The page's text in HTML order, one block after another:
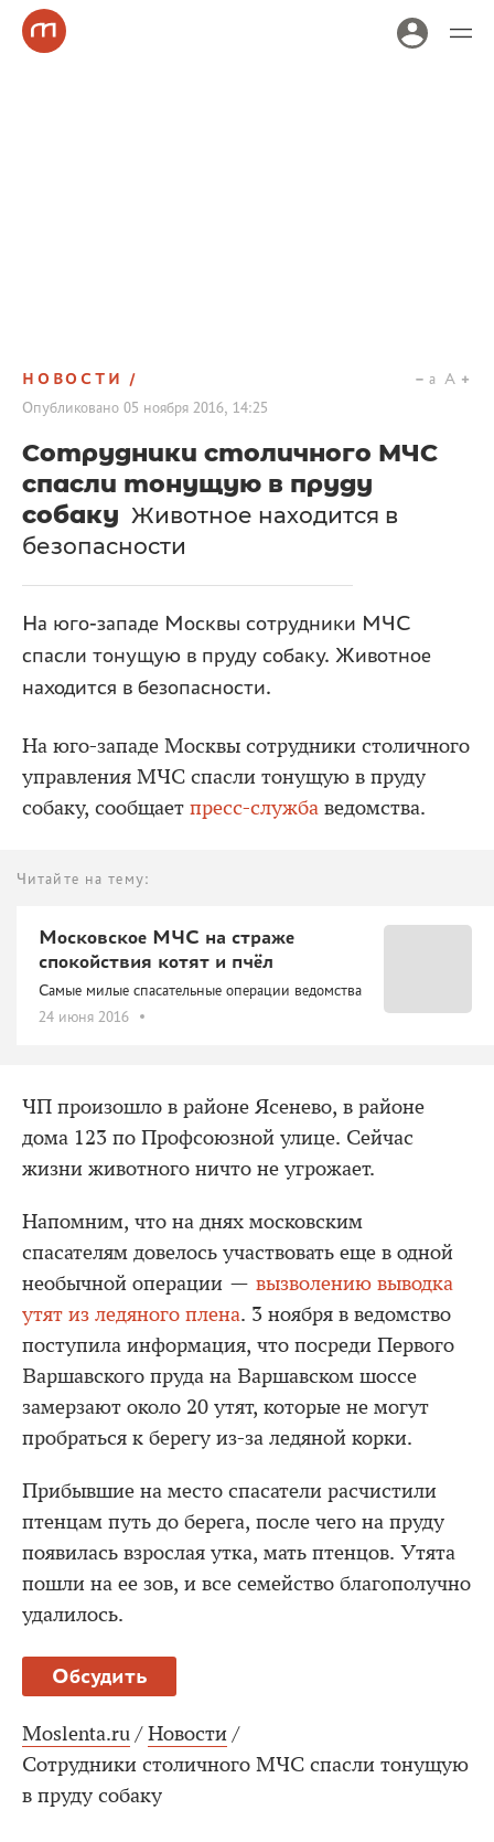
НОВОСТИ
Опубликовано 05 ноября 2016, 14:25
a A
Сотрудники столичного МЧС
спасли тонущую в пруду
собаку Животное находится в
безопасности
На юго-западе Москвы сотрудники МЧС
спасли тонущую в пруду собаку. Животное
находится в безопасности.
На юго-западе Москвы сотрудники столичного
управления МЧС спасли тонущую в пруду
собаку, сообщает пресс-служба ведомства.
Читайте на тему:
Московское МЧС на страже
спокойствия котят и пчёл
Самые милые спасательные операции ведомства
24 июня 2016
ЧП произошло в районе Ясенево, в районе
дома 123 по Профсоюзной улице. Сейчас
жизни животного ничто не угрожает.
Напомним, что на днях московским
спасателям довелось участвовать еще в одной
необычной операции — вызволению выводка
утят из ледяного плена. 3 ноября в ведомство
поступила информация, что посреди Первого
Варшавского пруда на Варшавском шоссе
замерзают около 20 утят, которые не могут
пробраться к берегу из-за ледяной корки.
Прибывшие на место спасатели расчистили
птенцам путь до берега, после чего на пруду
появилась взрослая утка, мать птенцов. Утята
пошли на ее зов, и все семейство благополучно
удалилось.
Обсудить
Moslenta.ru / Новости /
Сотрудники столичного МЧС спасли тонущую
в пруду собаку